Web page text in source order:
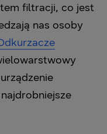
filtracji, co jest
nas osoby